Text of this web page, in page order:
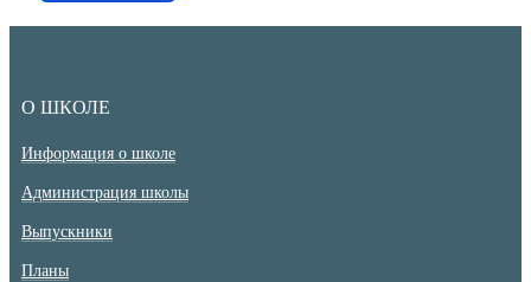
О ШКОЛЕ
Информация о школе
Администрация школы
Выпускники
Планы